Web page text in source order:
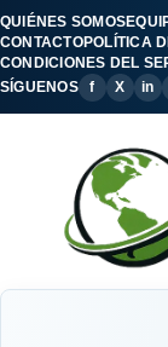
QUIÉNES SOMOS
CONTACTOPOLÍTICA
CONDICIONES DEL
SÍGUENOS
f X in